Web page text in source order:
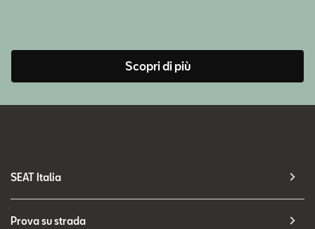
Scopri di più
SEAT Italia
Prova su strada